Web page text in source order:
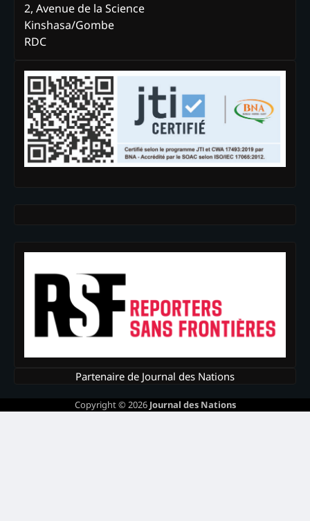
2, Avenue de la Science
Kinshasa/Gombe
RDC
Partenaire de Journal des Nations
Copyright © 2026 Journal des Nations